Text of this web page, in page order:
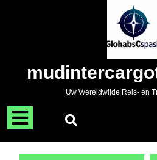
Uw Wereldwijde Reis- en
Menu
openen